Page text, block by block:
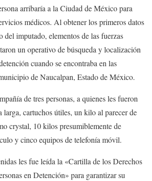
arribaría a la Ciudad de México para
médicos. Al obtener los primeros datos
del imputado, elementos de las fuerzas
un operativo de búsqueda y localización
cuando se encontraba en las
de Naucalpan, Estado de México.
de tres personas, a quienes les fueron
larga, cartuchos útiles, un kilo al parecer de
crystal, 10 kilos presumiblemente de
y cinco equipos de telefonía móvil.
les fue leída la «Cartilla de los Derechos
en Detención» para garantizar su